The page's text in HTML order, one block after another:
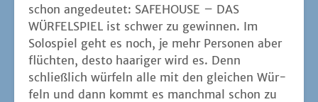
schon ange­deu­tet: SAFEHOUSE – DAS
WÜRFELSPIEL ist schwer zu gewin­nen. Im
Solo­spiel geht es noch, je mehr Per­so­nen aber
flüch­ten, des­to haa­ri­ger wird es. Denn
schließ­lich wür­feln alle mit den glei­chen Wür­
feln und dann kommt es manch­mal schon zu